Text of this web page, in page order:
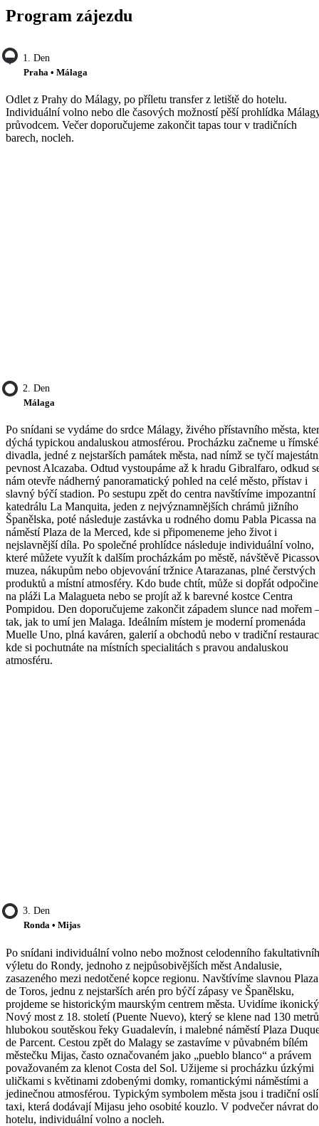
Program zájezdu
1. Den
Praha • Málaga
Odlet z Prahy do Málagy, po příletu transfer z letiště do hotelu.
Individuální volno nebo dle časových možností pěší prohlídka
průvodcem. Večer doporučujeme zakončit tapas tour v tradičních
barech, nocleh.
2. Den
Málaga
Po snídani se vydáme do srdce Málagy, živého přístavního města,
dýchá typickou andaluskou atmosférou. Procházku začneme u
divadla, jedné z nejstarších památek města, nad nímž se tyčí
pevnost Alcazaba. Odtud vystoupáme až k hradu Gibralfaro, odkud
nám otevře nádherný panoramatický pohled na celé město, přístav i
slavný býčí stadion. Po sestupu zpět do centra navštívíme impozantní
katedrálu La Manquita, jeden z nejvýznamnějších chrámů jižního
Španělska, poté následuje zastávka u rodného domu Pabla Picassa na
náměstí Plaza de la Merced, kde si připomeneme jeho život i
nejslavnější díla. Po společné prohlídce následuje individuální volno,
které můžete využít k dalším procházkám po městě, návštěvě
muzea, nákupům nebo objevování tržnice Atarazanas, plné čerstvých
produktů a místní atmosféry. Kdo bude chtít, může si dopřát
na pláži La Malagueta nebo se projít až k barevné kostce Centra
Pompidou. Den doporučujeme zakončit západem slunce nad mořem
tak, jak to umí jen Malaga. Ideálním místem je moderní promenáda
Muelle Uno, plná kaváren, galerií a obchodů nebo v tradiční
kde si pochutnáte na místních specialitách s pravou andaluskou
atmosféru.
3. Den
Ronda • Mijas
Po snídani individuální volno nebo možnost celodenního
výletu do Rondy, jednoho z nejpůsobivějších měst Andalusie,
zasazeného mezi nedotčené kopce regionu. Navštívíme slavnou Plaza
de Toros, jednu z nejstarších arén pro býčí zápasy ve Španělsku,
projdeme se historickým maurským centrem města. Uvidíme ikonický
Nový most z 18. století (Puente Nuevo), který se klene nad 130 metrů
hlubokou soutěskou řeky Guadalevín, i malebné náměstí Plaza
de Parcent. Cestou zpět do Malagy se zastavíme v půvabném bílém
městečku Mijas, často označovaném jako „pueblo blanco“ a právem
považovaném za klenot Costa del Sol. Užijeme si procházku úzkými
uličkami s květinami zdobenými domky, romantickými náměstími a
jedinečnou atmosférou. Typickým symbolem města jsou i tradiční oslí
taxi, která dodávají Mijasu jeho osobité kouzlo. V podvečer návrat do
hotelu, individuální volno a nocleh.